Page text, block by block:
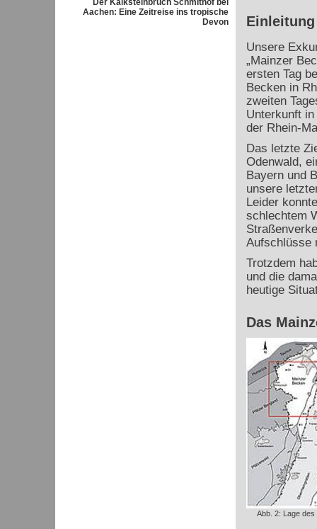
Der Kalksteinbruch Schmithof bei
Aachen: Eine Zeitreise ins tropische
Devon
Einleitung
Unsere
„Mainzer
ersten Tag
Becken in
zweiten
Unterkunft
der Rhein-
Das letzte
Odenwald,
Bayern und
unsere
Leider
schlechtem
Aufschlüsse
Trotzdem
und die
heutige
Das
Abb. 2: Lage